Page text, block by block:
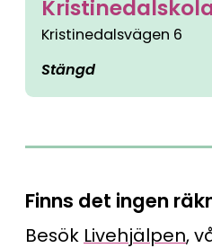
Pluggakuten,
Matteninja
Jobba med oss och
Kristinedalsvägen 6
Stängd
Finns det ingen
Besök Livehjälpen,